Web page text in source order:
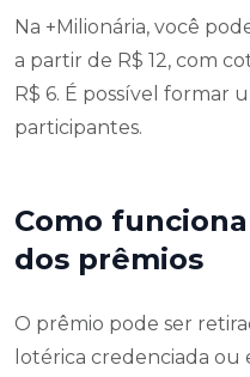
Na +Milionária, você
a partir de R$ 12, com
R$ 6. É possível formar
participantes.
Como
dos prêmios
O prêmio pode ser
lotérica credenciada ou